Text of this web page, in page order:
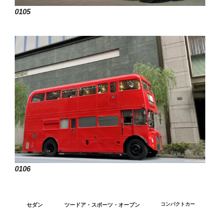
0105
0106
セダン ツードア・スポーツ・オープン コンパクトカー